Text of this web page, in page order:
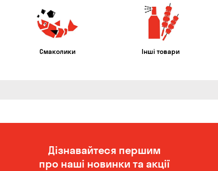
Смаколики Інші товари
Дізнавайтеся першим
про наші новинки та акції